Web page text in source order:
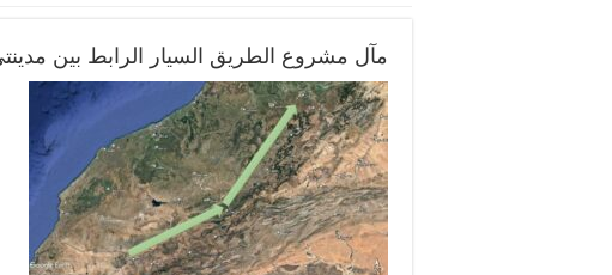
مآل مشروع الطريق السيار الرابط بين